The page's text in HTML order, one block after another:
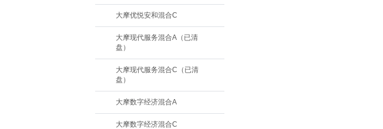
大摩优悦安和混合C
大摩现代服务混合A（已清
盘）
大摩现代服务混合C（已清
盘）
大摩数字经济混合A
大摩数字经济混合C